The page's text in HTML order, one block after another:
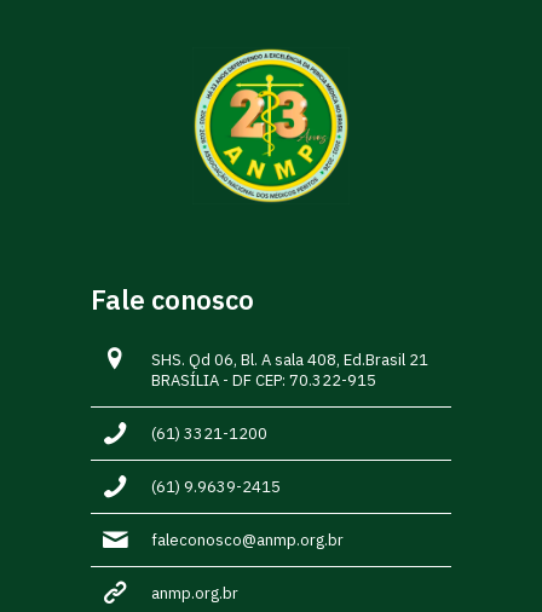
Fale conosco
SHS. Qd 06, Bl. A sala 408, Ed.Brasil 21
BRASÍLIA - DF CEP: 70.322-915
(61) 3321-1200
(61) 9.9639-2415
faleconosco@anmp.org.br
anmp.org.br